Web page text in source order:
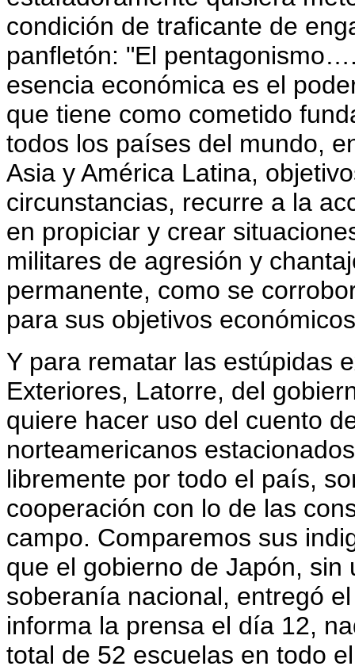
condición de traficante de
panfletón: "El
esencia económica es el
que tiene como cometido
todos los países del mundo,
Asia y América Latina,
circunstancias, recurre a la
en propiciar y crear
militares de agresión y
permanente, como se
para sus objetivos
Y para rematar las estúpidas
Exteriores, Latorre, del
quiere hacer uso del cuento
norteamericanos
libremente por todo el país,
cooperación con lo de las
campo. Comparemos sus
que el gobierno de Japón,
soberanía nacional, entregó
informa la prensa el día 12,
total de 52 escuelas en todo